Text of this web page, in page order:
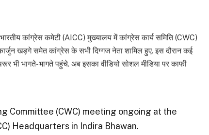
कांग्रेस कमेटी (AICC) मुख्यालय में कांग्रेस कार्य समिति (CWC)
खड़गे समेत कांग्रेस के सभी दिग्गज नेता शामिल हुए. इस दौरान कई
भी भागते-भागते पहुंचे. अब इसका वीडियो सोशल मीडिया पर काफी
Committee (CWC) meeting ongoing at the
Headquarters in Indira Bhawan.